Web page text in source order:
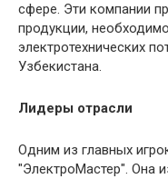
сфере. Эти компании
продукции,
электротехнических
Узбекистана.
Лидеры отрасли
Одним из главных
"ЭлектроМастер". Она